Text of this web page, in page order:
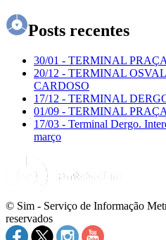
Posts recentes
30/01 - TERMINAL
20/12 - TERMINAL
CARDOSO
17/12 - TERMINAL
01/09 - TERMINAL
17/03 - Terminal Dergo.
março
© Sim - Serviço de Informação
reservados